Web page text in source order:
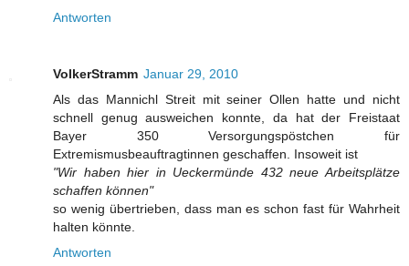
Antworten
VolkerStramm Januar 29, 2010
Als das Mannichl Streit mit seiner Ollen hatte und nicht
schnell genug ausweichen konnte, da hat der Freistaat
Bayer 350 Versorgungspöstchen für
Extremismusbeauftragtinnen geschaffen. Insoweit ist
"Wir haben hier in Ueckermünde 432 neue Arbeitsplätze
schaffen können"
so wenig übertrieben, dass man es schon fast für Wahrheit
halten könnte.
Antworten